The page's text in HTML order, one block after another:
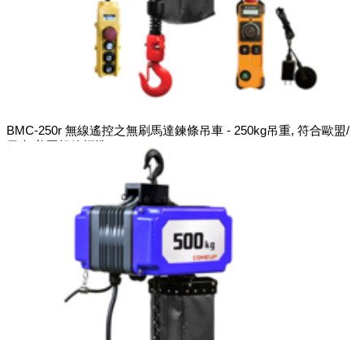
BMC-250r 無線遙控之無刷馬達鍊條吊車 - 250kg吊重, 符合歐盟/
日本/美國規範標準